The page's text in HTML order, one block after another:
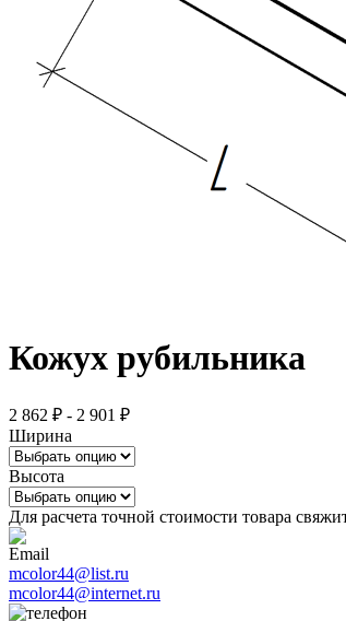
Кожух рубильника
2 862 ₽ - 2 901 ₽
Ширина
Высота
Для расчета точной стоимости товара
Email
mcolor44@list.ru
mcolor44@internet.ru